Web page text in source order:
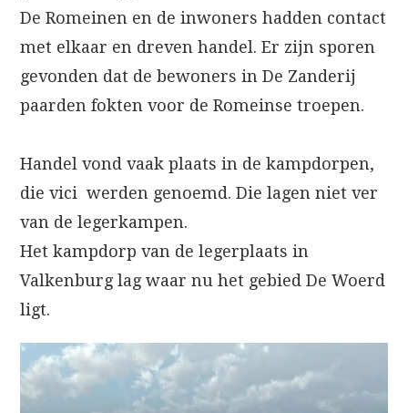
De Romeinen en de inwoners hadden contact
met elkaar en dreven handel. Er zijn sporen
gevonden dat de bewoners in De Zanderij
paarden fokten voor de Romeinse troepen.
Handel vond vaak plaats in de kampdorpen,
die vici werden genoemd. Die lagen niet ver
van de legerkampen.
Het kampdorp van de legerplaats in
Valkenburg lag waar nu het gebied De Woerd
ligt.